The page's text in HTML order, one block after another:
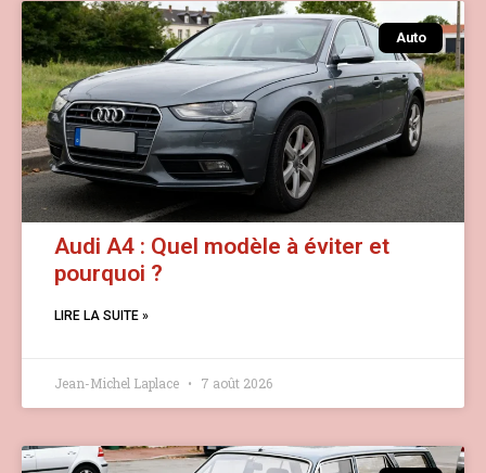
Auto
Audi A4 : Quel modèle à éviter et
pourquoi ?
LIRE LA SUITE »
Jean-Michel Laplace 7 août 2026